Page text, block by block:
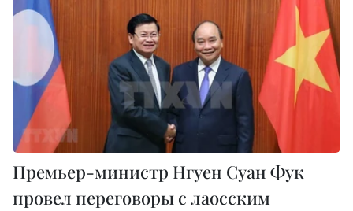
Премьер-министр Нгуен Суан Фук
провел переговоры с лаосским